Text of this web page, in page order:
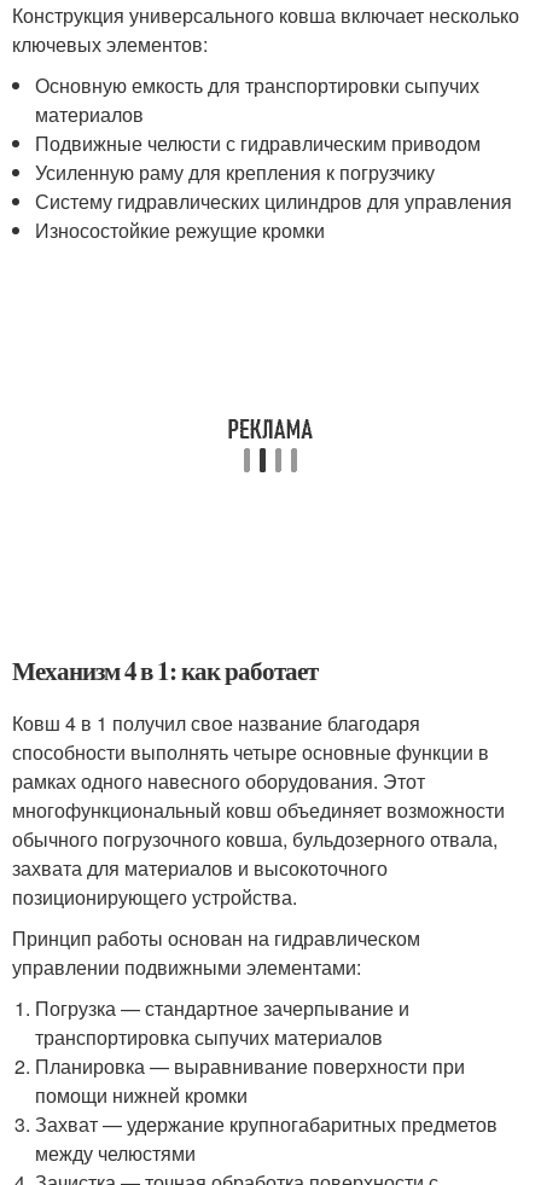
Конструкция универсального ковша включает несколько
ключевых элементов:
Основную емкость для транспортировки сыпучих
материалов
Подвижные челюсти с гидравлическим приводом
Усиленную раму для крепления к погрузчику
Систему гидравлических цилиндров для управления
Износостойкие режущие кромки
Механизм 4 в 1: как работает
Ковш 4 в 1 получил свое название благодаря
способности выполнять четыре основные функции в
рамках одного навесного оборудования. Этот
многофункциональный ковш объединяет возможности
обычного погрузочного ковша, бульдозерного отвала,
захвата для материалов и высокоточного
позиционирующего устройства.
Принцип работы основан на гидравлическом
управлении подвижными элементами:
Погрузка — стандартное зачерпывание и
транспортировка сыпучих материалов
Планировка — выравнивание поверхности при
помощи нижней кромки
Захват — удержание крупногабаритных предметов
между челюстями